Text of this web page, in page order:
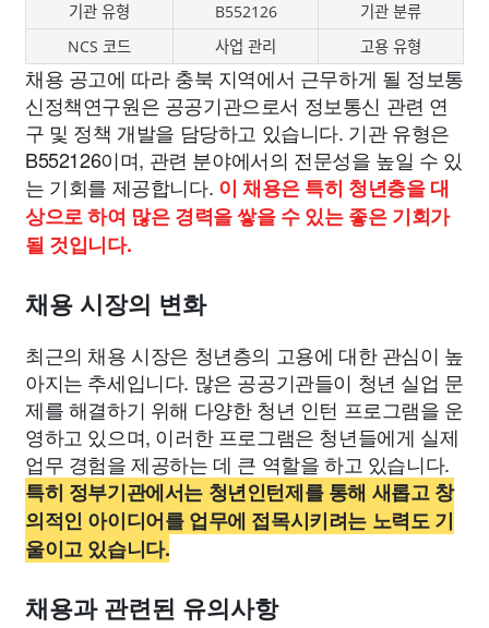
기관 유형
B552126
기관 분류
NCS 코드
사업 관리 고용 유형
채용 공고에 따라 충북 지역에서 근무하게 될 정보통
신정책연구원은 공공기관으로서 정보통신 관련 연
구 및 정책 개발을 담당하고 있습니다. 기관 유형은
B552126이며, 관련 분야에서의 전문성을 높일 수 있
는 기회를 제공합니다. 이 채용은 특히 청년층을 대
상으로 하여 많은 경력을 쌓을 수 있는 좋은 기회가
될 것입니다.
채용 시장의 변화
최근의 채용 시장은 청년층의 고용에 대한 관심이 높
아지는 추세입니다. 많은 공공기관들이 청년 실업 문
제를 해결하기 위해 다양한 청년 인턴 프로그램을 운
영하고 있으며, 이러한 프로그램은 청년들에게 실제
업무 경험을 제공하는 데 큰 역할을 하고 있습니다.
특히 정부기관에서는 청년인턴제를 통해 새롭고 창
의적인 아이디어를 업무에 접목시키려는 노력도 기
울이고 있습니다.
채용과 관련된 유의사항